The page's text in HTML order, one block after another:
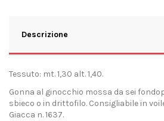
Descrizione
Tessuto: mt. 1,30 alt. 1,40.
Gonna al ginocchio mossa da sei
sbieco o in drittofilo. Consigliabile in
Giacca n. 1637.